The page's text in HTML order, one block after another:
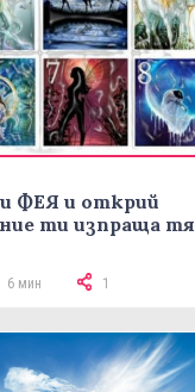
ФЕЯ и открий
ти изпраща тя
6 мин 1